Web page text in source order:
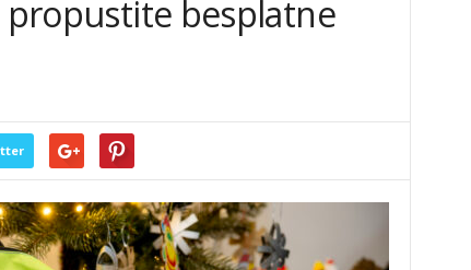
propustite besplatne